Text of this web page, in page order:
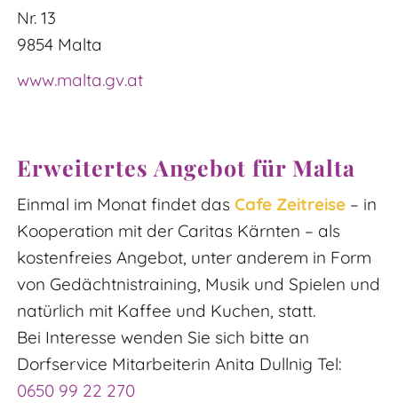
Nr. 13
9854 Malta
www.malta.gv.at
Erweitertes Angebot für Malta
Einmal im Monat findet dasCafe Zeitreise – in
Kooperation mit der Caritas Kärnten – als
kostenfreies Angebot, unter anderem in Form
von Gedächtnistraining, Musik und Spielen und
natürlich mit Kaffee und Kuchen, statt.
Bei Interesse wenden Sie sich bitte an
Dorfservice Mitarbeiterin Anita Dullnig Tel:
0650 99 22 270